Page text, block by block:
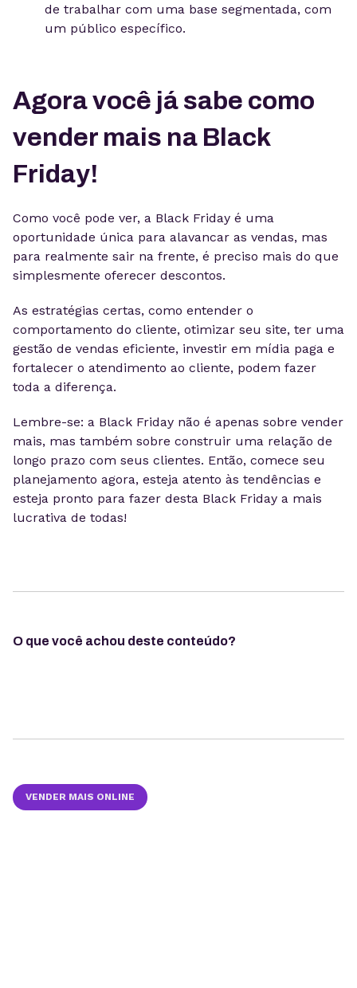
de trabalhar com uma base segmentada, com
um público específico.
Agora você já sabe como
vender mais na Black
Friday!
Como você pode ver, a Black Friday é uma
oportunidade única para alavancar as vendas, mas
para realmente sair na frente, é preciso mais do que
simplesmente oferecer descontos.
As estratégias certas, como entender o
comportamento do cliente, otimizar seu site, ter uma
gestão de vendas eficiente, investir em mídia paga e
fortalecer o atendimento ao cliente, podem fazer
toda a diferença.
Lembre-se: a Black Friday não é apenas sobre vender
mais, mas também sobre construir uma relação de
longo prazo com seus clientes. Então, comece seu
planejamento agora, esteja atento às tendências e
esteja pronto para fazer desta Black Friday a mais
lucrativa de todas!
O que você achou deste conteúdo?
VENDER MAIS ONLINE